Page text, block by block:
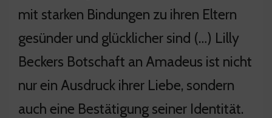
mit starken Bindungen zu ihren Eltern
gesünder und glücklicher sind (…) Lilly
Beckers Botschaft an Amadeus ist nicht
nur ein Ausdruck ihrer Liebe, sondern
auch eine Bestätigung seiner Identität.